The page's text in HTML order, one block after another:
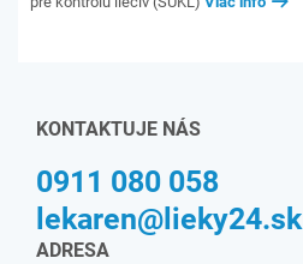
KONTAKTUJE NÁS
0911 080 058
lekaren@lieky24.sk
ADRESA